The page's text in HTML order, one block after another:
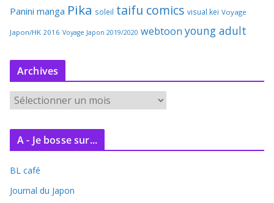
Panini manga Pika soleil taifu comics visual kei Voyage
Japon/HK 2016 Voyage Japon 2019/2020 webtoon young adult
Archives
r
c
v
e
A - Je bosse sur...
BL café
Journal du Japon